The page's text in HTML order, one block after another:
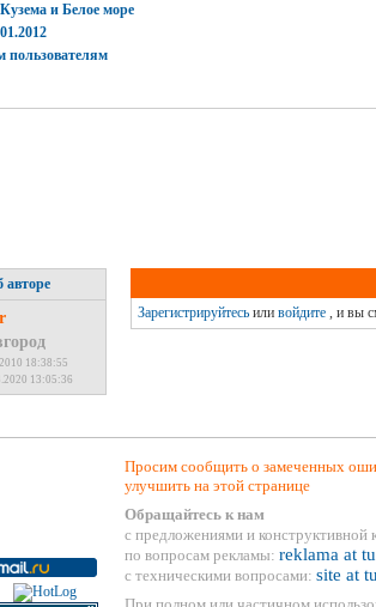
и Белое море
пользователям
18:38:55
13:05:36
Зарегистрируйтесьили войдите, и вы
Просим сообщить о замеченных
улучшить на этой странице
Обращайтесь к нам
с предложениями и конструктивной
по вопросам рекламы: reklama at
с техническими вопросами: site at